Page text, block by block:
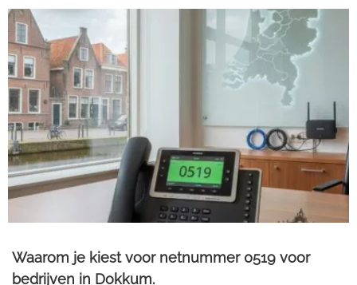
Waarom je kiest voor netnummer 0519 voor
bedrijven in Dokkum.​